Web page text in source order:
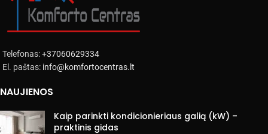
Telefonas:+37060629334
El. paštas: info@komfortocentras.lt
NAUJIENOS
Kaip parinkti kondicionieriaus galią (kW) –
praktinis gidas